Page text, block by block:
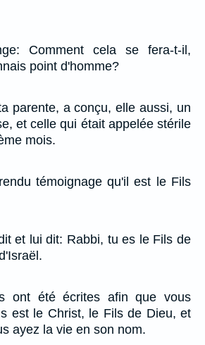
Comment cela se fera-t-il,
point d'homme?
parente, a conçu, elle aussi, un
et celle qui était appelée stérile
mois.
témoignage qu'il est le Fils
et lui dit: Rabbi, tu es le Fils de
ont été écrites afin que vous
est le Christ, le Fils de Dieu, et
ayez la vie en son nom.